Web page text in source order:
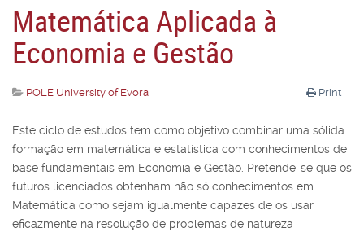
Matemática Aplicada à
Economia e Gestão
Print
POLE University of Evora
Este ciclo de estudos tem como objetivo combinar uma sólida
formação em matemática e estatística com conhecimentos de
base fundamentais em Economia e Gestão. Pretende-se que os
futuros licenciados obtenham não só conhecimentos em
Matemática como sejam igualmente capazes de os usar
eﬁcazmente na resolução de problemas de natureza